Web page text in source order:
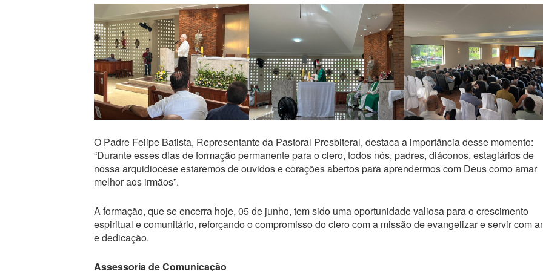
O Padre Felipe Batista, Representante da Pastoral Presbiteral, destaca a importância desse momento:
“Durante esses dias de formação permanente para o clero, todos nós, padres, diáconos, estagiários de
nossa arquidiocese estaremos de ouvidos e corações abertos para aprendermos com Deus como amar
melhor aos irmãos”.
A formação, que se encerra hoje, 05 de junho, tem sido uma oportunidade valiosa para o crescimento
espiritual e comunitário, reforçando o compromisso do clero com a missão de evangelizar e servir com
e dedicação.
Assessoria de Comunicação